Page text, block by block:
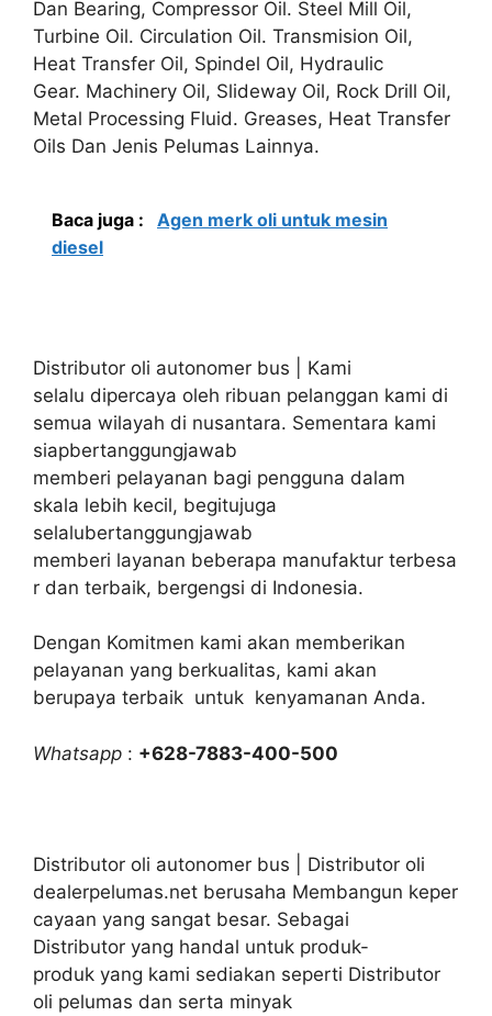
Dan Bearing, Compressor Oil. Steel Mill Oil,
Turbine Oil. Circulation Oil. Transmision Oil,
Heat Transfer Oil, Spindel Oil, Hydraulic
Gear. Machinery Oil, Slideway Oil, Rock Drill Oil,
Metal Processing Fluid. Greases, Heat Transfer
Oils Dan Jenis Pelumas Lainnya.
Baca juga :
Agen merk oli untuk mesin
diesel
Distributor oli autonomer bus | Kami
selalu dipercaya oleh ribuan pelanggan kami di
semua wilayah di nusantara. Sementara kami
siapbertanggungjawab
memberi pelayanan bagi pengguna dalam
skala lebih kecil, begitujuga
selalubertanggungjawab
memberi layanan beberapa manufaktur terbesa
r dan terbaik, bergengsi di Indonesia.
Dengan Komitmen kami akan memberikan
pelayanan yang berkualitas, kami akan
berupaya terbaik untuk kenyamanan Anda.
Whatsapp : +628-7883-400-500
Distributor oli autonomer bus | Distributor oli
dealerpelumas.net berusaha Membangun keper
cayaan yang sangat besar. Sebagai
Distributor yang handal untuk produk-
produk yang kami sediakan seperti Distributor
oli pelumas dan serta minyak